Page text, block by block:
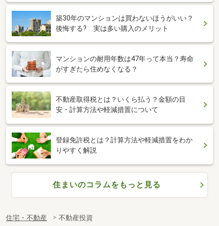
築30年のマンションは買わないほうがいい？
後悔する? 実は多い購入のメリット
マンションの耐用年数は47年って本当？寿命
がすぎたら住めなくなる？
不動産取得税とは？いくら払う？金額の目
安・計算方法や軽減措置について
登録免許税とは？計算方法や軽減措置をわか
りやすく解説
住まいのコラムをもっと見る
住宅・不動産 不動産投資